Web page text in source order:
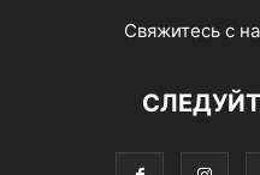
Свяжитесь с